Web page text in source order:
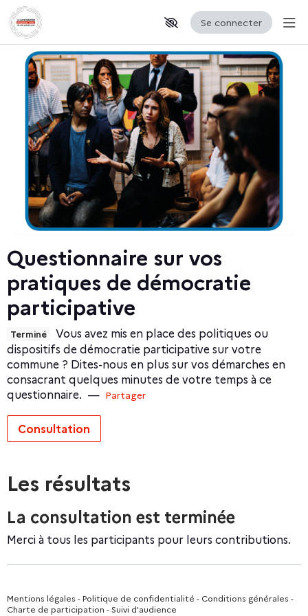
Aller au contenu principal
Paramètres d'accessibilité
Se connecter
Questionnaire sur vos
pratiques de démocratie
participative
Terminé
Vous avez mis en place des politiques ou
dispositifs de démocratie participative sur votre
commune ? Dites-nous en plus sur vos démarches en
consacrant quelques minutes de votre temps à ce
questionnaire. — Partager
Consultation
Les résultats
La consultation est terminée
Merci à tous les participants pour leurs contributions.
Mentions légales -Politique de confidentialité - Conditions générales -
Charte de participation -Suivi d'audience